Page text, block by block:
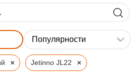
× Jetinno JL22 ×